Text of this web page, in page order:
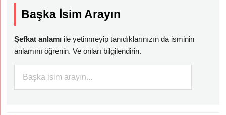
Başka İsim Arayın
Şefkat anlamı ile yetinmeyip tanıdıklarınızın da isminin
anlamını öğrenin. Ve onları bilgilendirin.